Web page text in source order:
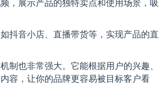
，展示产品的独特卖点和使用场景，吸
抖音小店、直播带货等，实现产品的直
制也非常强大。它能根据用户的兴趣、
容，让你的品牌更容易被目标客户看